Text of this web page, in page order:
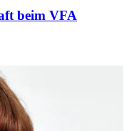
beim VFA